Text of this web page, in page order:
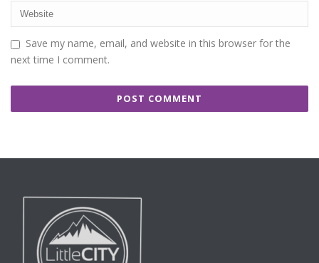
Save my name, email, and website in this browser for the
next time I comment.